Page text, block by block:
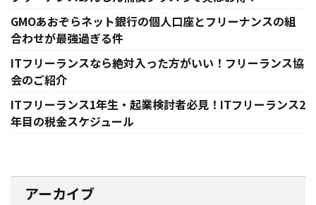
GMOあおぞらネット銀行の個人口座とフリーナンスの組
合わせが最強過ぎる件
ITフリーランスなら絶対入った方がいい！フリーランス協
会のご紹介
ITフリーランス1年生・起業検討者必見！ITフリーランス2
年目の税金スケジュール
アーカイブ